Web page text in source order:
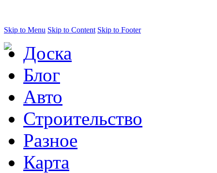
Skip to Menu Skip to Content Skip to Footer
Доска
Блог
Авто
Строительство
Разное
Карта